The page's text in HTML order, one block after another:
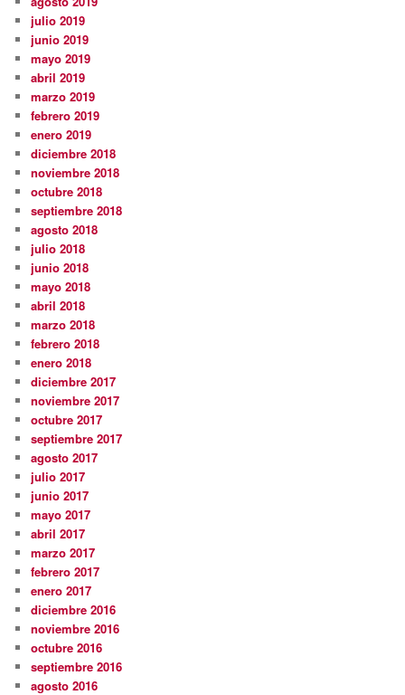
julio 2019
junio 2019
mayo 2019
abril 2019
marzo 2019
febrero 2019
enero 2019
diciembre 2018
noviembre 2018
octubre 2018
septiembre 2018
agosto 2018
julio 2018
junio 2018
mayo 2018
abril 2018
marzo 2018
febrero 2018
enero 2018
diciembre 2017
noviembre 2017
octubre 2017
septiembre 2017
agosto 2017
julio 2017
junio 2017
mayo 2017
abril 2017
marzo 2017
febrero 2017
enero 2017
diciembre 2016
noviembre 2016
octubre 2016
septiembre 2016
agosto 2016